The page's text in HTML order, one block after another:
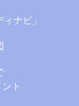
ナビ」
ト